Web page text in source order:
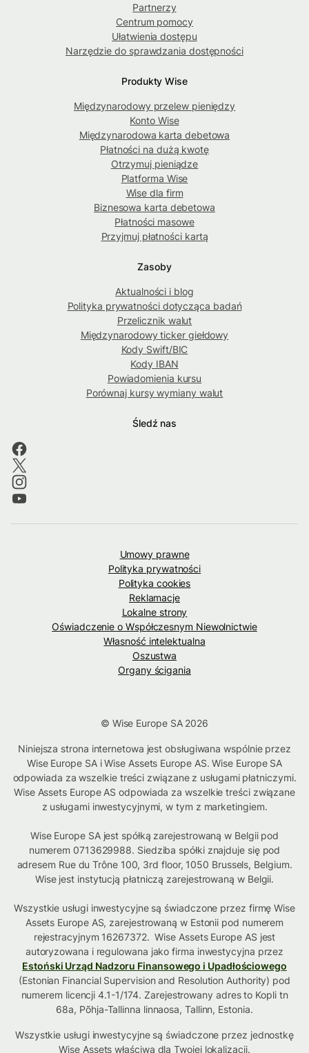
Partnerzy
Centrum pomocy
Ułatwienia dostępu
Narzędzie do sprawdzania dostępności
Produkty Wise
Międzynarodowy przelew pieniędzy
Konto Wise
Międzynarodowa karta debetowa
Płatności na dużą kwotę
Otrzymuj pieniądze
Platforma Wise
Wise dla firm
Biznesowa karta debetowa
Płatności masowe
Przyjmuj płatności kartą
Zasoby
Aktualności i blog
Polityka prywatności dotycząca badań
Przelicznik walut
Międzynarodowy ticker giełdowy
Kody Swift/BIC
Kody IBAN
Powiadomienia kursu
Porównaj kursy wymiany walut
Śledź nas
Umowy prawne
Polityka prywatności
Polityka cookies
Reklamacje
Lokalne strony
Oświadczenie o Współczesnym Niewolnictwie
Własność intelektualna
Oszustwa
Organy ścigania
© Wise Europe SA 2026
Niniejsza strona internetowa jest obsługiwana wspólnie przez
Wise Europe SA i Wise Assets Europe AS. Wise Europe SA
odpowiada za wszelkie treści związane z usługami płatniczymi.
Wise Assets Europe AS odpowiada za wszelkie treści związane
z usługami inwestycyjnymi, w tym z marketingiem.
Wise Europe SA jest spółką zarejestrowaną w Belgii pod
numerem 0713629988. Siedziba spółki znajduje się pod
adresem Rue du Trône 100, 3rd floor, 1050 Brussels, Belgium.
Wise jest instytucją płatniczą zarejestrowaną w Belgii.
Wszystkie usługi inwestycyjne są świadczone przez firmę Wise
Assets Europe AS, zarejestrowaną w Estonii pod numerem
rejestracyjnym 16267372. Wise Assets Europe AS jest
autoryzowana i regulowana jako firma inwestycyjna przez
Estoński Urząd Nadzoru Finansowego i Upadłościowego
(Estonian Financial Supervision and Resolution Authority) pod
numerem licencji 4.1-1/174. Zarejestrowany adres to Kopli tn
68a, Põhja-Tallinna linnaosa, Tallinn, Estonia.
Wszystkie usługi inwestycyjne są świadczone przez jednostkę
Wise Assetswłaściwą dla Twojej lokalizacji.